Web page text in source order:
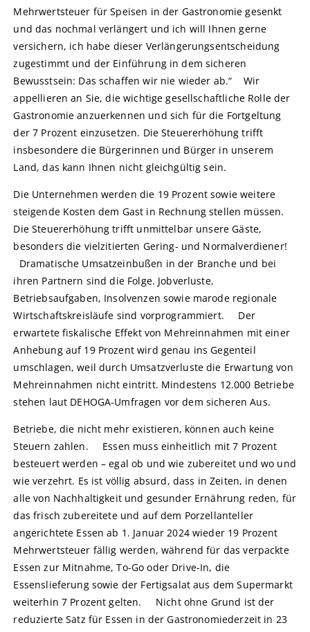
Mehrwertsteuer für Speisen in der Gastronomie gesenkt
und das nochmal verlängert und ich will Ihnen gerne
versichern, ich habe dieser Verlängerungsentscheidung
zugestimmt und der Einführung in dem sicheren
Bewusstsein: Das schaffen wir nie wieder ab.“ Wir
appellieren an Sie, die wichtige gesellschaftliche Rolle der
Gastronomie anzuerkennen und sich für die Fortgeltung
der 7 Prozent einzusetzen. Die Steuererhöhung trifft
insbesondere die Bürgerinnen und Bürger in unserem
Land, das kann Ihnen nicht gleichgültig sein.
Die Unternehmen werden die 19 Prozent sowie weitere
steigende Kosten dem Gast in Rechnung stellen müssen.
Die Steuererhöhung trifft unmittelbar unsere Gäste,
besonders die vielzitierten Gering- und Normalverdiener!
Dramatische Umsatzeinbußen in der Branche und bei
ihren Partnern sind die Folge. Jobverluste,
Betriebsaufgaben, Insolvenzen sowie marode regionale
Wirtschaftskreisläufe sind vorprogrammiert. Der
erwartete fiskalische Effekt von Mehreinnahmen mit einer
Anhebung auf 19 Prozent wird genau ins Gegenteil
umschlagen, weil durch Umsatzverluste die Erwartung von
Mehreinnahmen nicht eintritt. Mindestens 12.000 Betriebe
stehen laut DEHOGA-Umfragen vor dem sicheren Aus.
Betriebe, die nicht mehr existieren, können auch keine
Steuern zahlen. Essen muss einheitlich mit 7 Prozent
besteuert werden – egal ob und wie zubereitet und wo und
wie verzehrt. Es ist völlig absurd, dass in Zeiten, in denen
alle von Nachhaltigkeit und gesunder Ernährung reden, für
das frisch zubereitete und auf dem Porzellanteller
angerichtete Essen ab 1. Januar 2024 wieder 19 Prozent
Mehrwertsteuer fällig werden, während für das verpackte
Essen zur Mitnahme, To-Go oder Drive-In, die
Essenslieferung sowie der Fertigsalat aus dem Supermarkt
weiterhin 7 Prozent gelten. Nicht ohne Grund ist der
reduzierte Satz für Essen in der Gastronomiederzeit in 23